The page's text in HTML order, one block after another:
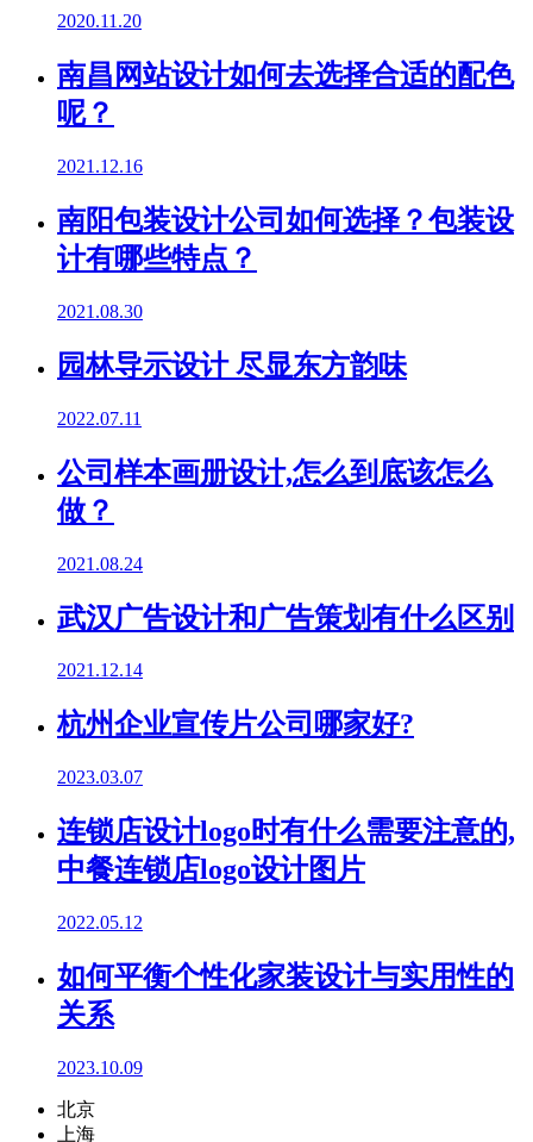
2020.11.20
南昌网站设计如何去选择合适的配色
呢？
2021.12.16
南阳包装设计公司如何选择？包装设
计有哪些特点？
2021.08.30
园林导示设计 尽显东方韵味
2022.07.11
公司样本画册设计,怎么到底该怎么
做？
2021.08.24
武汉广告设计和广告策划有什么区别
2021.12.14
杭州企业宣传片公司哪家好?
2023.03.07
连锁店设计logo时有什么需要注意的,
中餐连锁店logo设计图片
2022.05.12
如何平衡个性化家装设计与实用性的
关系
2023.10.09
北京
上海